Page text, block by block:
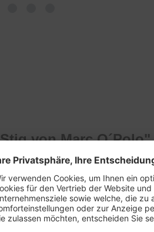
von Marc O´Polo"
sich durch ein modernes
Länge.
auf der Rückseite
mit einem Hauch